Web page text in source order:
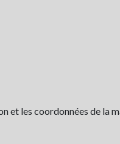
et les coordonnées de la